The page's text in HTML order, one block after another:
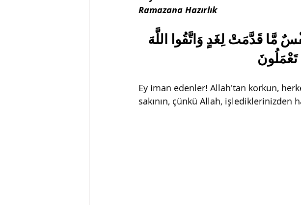
Ramazana Hazırlık
نَفْسٌ مَّا قَدَّمَتْ لِغَدٍ وَاتَّقُوا اللَّهَ
تَعْمَلُونَ
Ey iman edenler! Allah'tan korkun,
sakının, çünkü Allah, işlediklerinizden